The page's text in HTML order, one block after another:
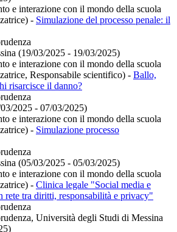
e interazione con il mondo della scuola
- Simulazione del processo penale: il
(19/03/2025 - 19/03/2025)
e interazione con il mondo della scuola
Responsabile scientifico) - Ballo,
risarcisce il danno?
2025 - 07/03/2025)
e interazione con il mondo della scuola
- Simulazione processo
(05/03/2025 - 05/03/2025)
e interazione con il mondo della scuola
- Clinica legale "Social media e
rete tra diritti, responsabilità e privacy"
Università degli Studi di Messina